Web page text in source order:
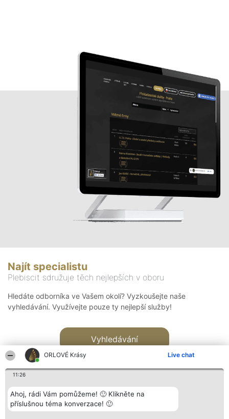
ORLOVÉ Krásy Live chat
11:26
Ahoj, rádi Vám pomůžeme! 🙂 Klikněte na
příslušnou téma konverzace! 🙂
Najít specialistu
Plebiscit sdružuje těch nejlepších v oboru
Hledáte odborníka ve Vašem okolí? Vyzkoušejte naše
vyhledávání. Využívejte pouze ty nejlepší služby!
Vyhledávání